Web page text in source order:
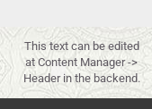
Search...
This text can be edited
at Content Manager ->
Header in the backend.